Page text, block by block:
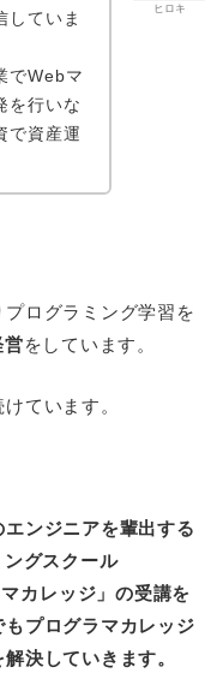
ヒロキ
していま
でWebマ
を行いな
で資産運
ログラミング学習を
営をしています。
ています。
ンジニアを輩出する
グスクール
カレッジ」の受講を
プログラマカレッジ
決していきます。